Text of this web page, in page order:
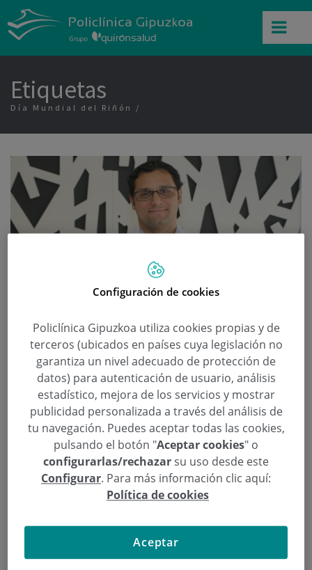
Etiquetas
Día Mundial del Riñón
“La enfermedad renal crónica está
aumentando de manera
preocupante debido al crecimiento
de la obesidad, la hipertensión, la
diabetes, el colesterol elevado y el
sedentarismo”
7 de Marzo de 2018
Jhon Alexander Camacho Ruidiaz
Configuración de cookies
Policlínica Gipuzkoa utiliza cookies propias y de
terceros (ubicados en países cuya legislación no
garantiza un nivel adecuado de protección de
datos) para autenticación de usuario, análisis
estadístico, mejora de los servicios y mostrar
publicidad personalizada a través del análisis de
tu navegación. Puedes aceptar todas las cookies,
pulsando el botón "Aceptar cookies" o
configurarlas/rechazarsu uso desde este
Configurar. Para más información clic aquí:
Política de cookies
Aceptar